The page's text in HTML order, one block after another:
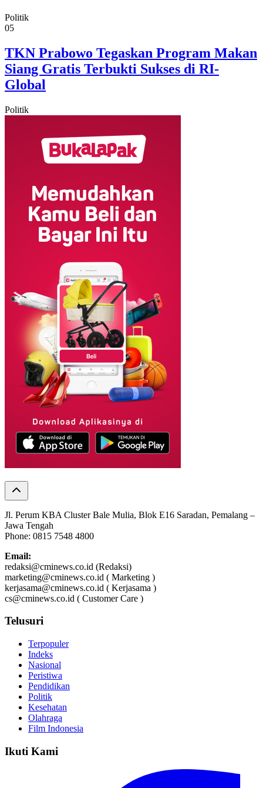
Politik
05
TKN Prabowo Tegaskan Program Makan
Siang Gratis Terbukti Sukses di RI-
Global
Politik
Jl. Perum KBA Cluster Bale Mulia, Blok E16 Saradan, Pemalang –
Jawa Tengah
Phone: 0815 7548 4800
Email:
redaksi@cminews.co.id (Redaksi)
marketing@cminews.co.id ( Marketing )
kerjasama@cminews.co.id ( Kerjasama )
cs@cminews.co.id ( Customer Care )
Telusuri
Terpopuler
Indeks
Nasional
Peristiwa
Pendidikan
Politik
Kesehatan
Olahraga
Film Indonesia
Ikuti Kami